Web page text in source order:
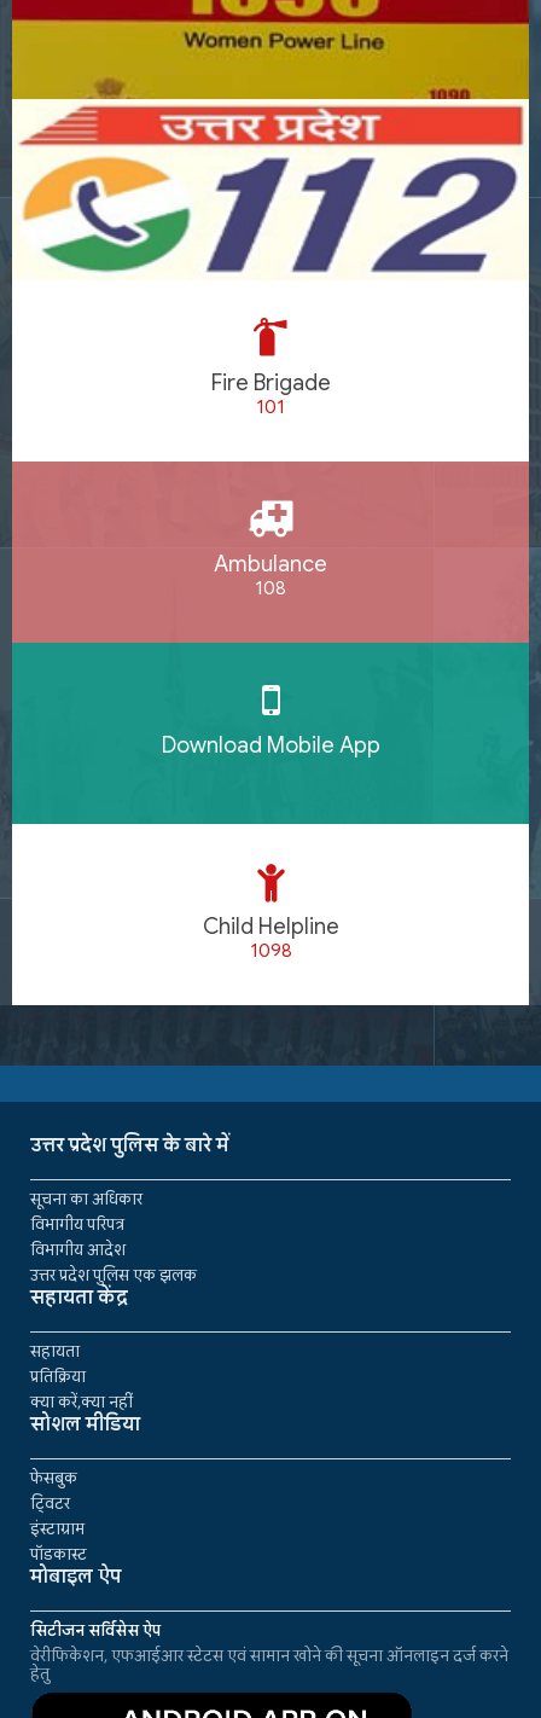
Fire Brigade
101
Ambulance
108
Download Mobile App
Child Helpline
1098
उत्तर प्रदेश पुलिस के बारे में
सूचना का अधिकार
विभागीय परिपत्र
विभागीय आदेश
उत्तर प्रदेश पुलिस एक झलक
सहायता केंद्र
सहायता
प्रतिक्रिया
क्या करें,क्या नहीं
सोशल मीडिया
फेसबुक
ट्विटर
इंस्टाग्राम
पॉडकास्ट
मोबाइल ऐप
सिटीजन सर्विसेस ऐप
वेरीफिकेशन, एफआईआर स्टेटस एवं सामान खोने की सूचना ऑनलाइन दर्ज करने
हेतु